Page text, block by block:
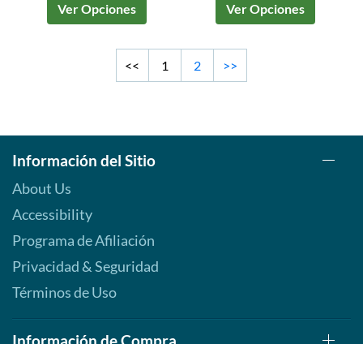
Ver Opciones Ver Opciones
<< 1 2 >>
Información del Sitio
About Us
Accessibility
Programa de Afiliación
Privacidad & Seguridad
Términos de Uso